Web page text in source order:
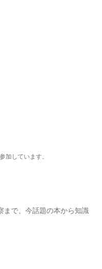
しています。
まで、今話題の本から知識